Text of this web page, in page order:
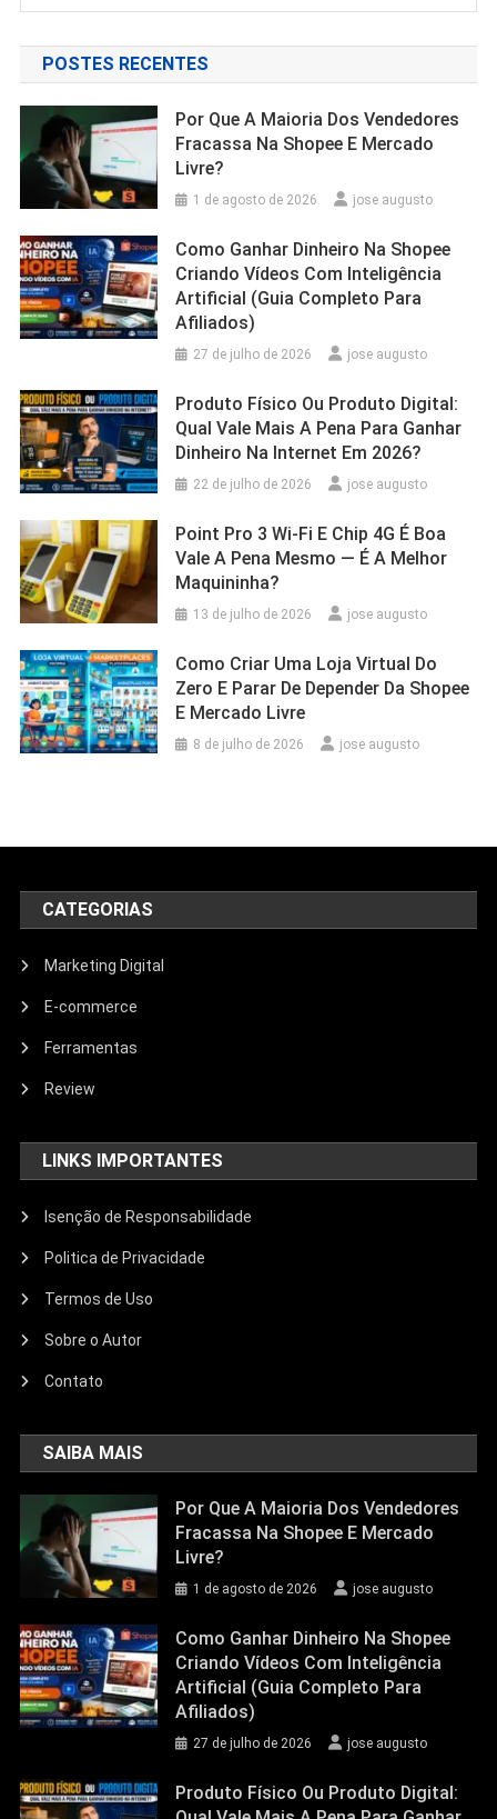
POSTES RECENTES
Por Que A Maioria Dos Vendedores
Fracassa Na Shopee E Mercado
Livre?
1 de agosto de 2026 jose augusto
Como Ganhar Dinheiro Na Shopee
Criando Vídeos Com Inteligência
Artificial (Guia Completo Para
Afiliados)
27 de julho de 2026 jose augusto
Produto Físico Ou Produto Digital:
Qual Vale Mais A Pena Para Ganhar
Dinheiro Na Internet Em 2026?
22 de julho de 2026 jose augusto
Point Pro 3 Wi‑Fi E Chip 4G É Boa
Vale A Pena Mesmo — É A Melhor
Maquininha?
13 de julho de 2026 jose augusto
Como Criar Uma Loja Virtual Do
Zero E Parar De Depender Da Shopee
E Mercado Livre
8 de julho de 2026 jose augusto
CATEGORIAS
Marketing Digital
E-commerce
Ferramentas
Review
LINKS IMPORTANTES
Isenção de Responsabilidade
Politica de Privacidade
Termos de Uso
Sobre o Autor
Contato
SAIBA MAIS
Por Que A Maioria Dos Vendedores
Fracassa Na Shopee E Mercado
Livre?
1 de agosto de 2026 jose augusto
Como Ganhar Dinheiro Na Shopee
Criando Vídeos Com Inteligência
Artificial (Guia Completo Para
Afiliados)
27 de julho de 2026 jose augusto
Produto Físico Ou Produto Digital: